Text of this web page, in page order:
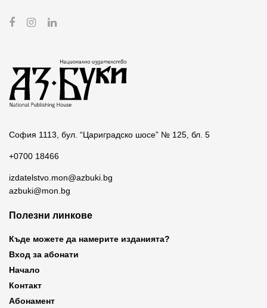
София 1113, бул. “Цариградско шосе” № 125, бл. 5
+0700 18466
izdatelstvo.mon@azbuki.bg
azbuki@mon.bg
Полезни линкове
Къде можете да намерите изданията?
Вход за абонати
Начало
Контакт
Абонамент